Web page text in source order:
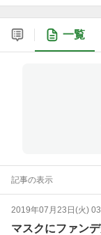
一覧
記事の表示
2019年07月23日(火)
マスクにファン